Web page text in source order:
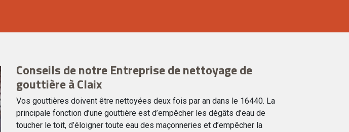
Conseils de notre Entreprise de nettoyage de
gouttière à Claix
Vos gouttières doivent être nettoyées deux fois par an dans le 16440. La
principale fonction d’une gouttière est d’empêcher les dégâts d’eau de
toucher le toit, d’éloigner toute eau des maçonneries et d’empêcher la